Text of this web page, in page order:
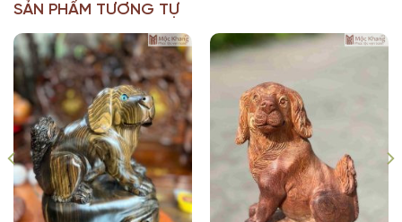
SẢN PHẨM TƯƠNG TỰ